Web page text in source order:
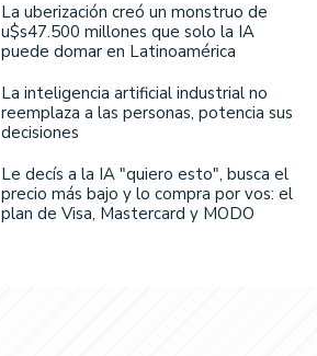
La uberización creó un monstruo de
u$s47.500 millones que solo la IA
puede domar en Latinoamérica
La inteligencia artificial industrial no
reemplaza a las personas, potencia sus
decisiones
Le decís a la IA "quiero esto", busca el
precio más bajo y lo compra por vos: el
plan de Visa, Mastercard y MODO